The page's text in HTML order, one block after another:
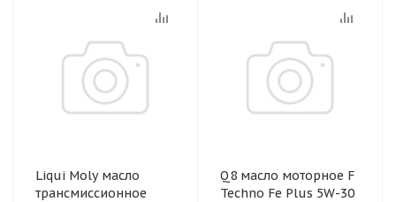
Liqui Moly масло
трансмиссионное
Q8 масло моторное F
Techno Fe Plus 5W-30